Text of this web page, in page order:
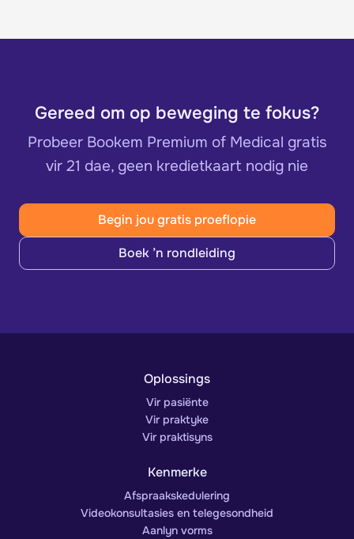
Gereed om op beweging te fokus?
Probeer Bookem Premium of Medical gratis
vir 21 dae, geen kredietkaart nodig nie
Begin jou gratis proeflopie
Boek ’n rondleiding
Oplossings
Vir pasiënte
Vir praktyke
Vir praktisyns
Kenmerke
Afspraakskedulering
Videokonsultasies en telegesondheid
Aanlyn vorms